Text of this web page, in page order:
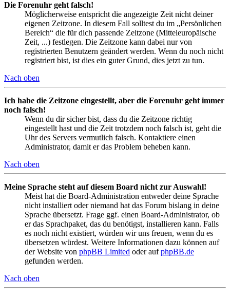
Die Forenuhr geht falsch!
Möglicherweise entspricht die angezeigte Zeit nicht deiner
eigenen Zeitzone. In diesem Fall solltest du im „Persönlichen
Bereich“ die für dich passende Zeitzone (Mitteleuropäische
Zeit, ...) festlegen. Die Zeitzone kann dabei nur von
registrierten Benutzern geändert werden. Wenn du noch nicht
registriert bist, ist dies ein guter Grund, dies jetzt zu tun.
Nach oben
Ich habe die Zeitzone eingestellt, aber die Forenuhr geht immer
noch falsch!
Wenn du dir sicher bist, dass du die Zeitzone richtig
eingestellt hast und die Zeit trotzdem noch falsch ist, geht die
Uhr des Servers vermutlich falsch. Kontaktiere einen
Administrator, damit er das Problem beheben kann.
Nach oben
Meine Sprache steht auf diesem Board nicht zur Auswahl!
Meist hat die Board-Administration entweder deine Sprache
nicht installiert oder niemand hat das Forum bislang in deine
Sprache übersetzt. Frage ggf. einen Board-Administrator, ob
er das Sprachpaket, das du benötigst, installieren kann. Falls
es noch nicht existiert, würden wir uns freuen, wenn du es
übersetzen würdest. Weitere Informationen dazu können auf
der Website von phpBB Limited oder aufphpBB.de
gefunden werden.
Nach oben